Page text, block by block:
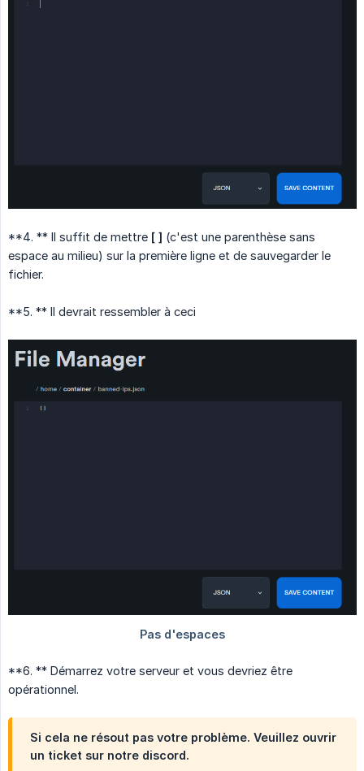
**4. ** Il suffit de mettre [ ] (c'est une parenthèse sans
espace au milieu) sur la première ligne et de sauvegarder le
fichier.
**5. ** Il devrait ressembler à ceci
**6. ** Démarrez votre serveur et vous devriez être
opérationnel.
Si cela ne résout pas votre problème. Veuillez ouvrir
un ticket sur notre discord.